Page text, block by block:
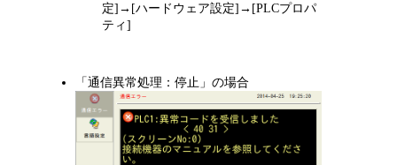
定]→[ハードウェア設定]→[PLCプロパ
ティ]
「通信異常処理：停止」の場合